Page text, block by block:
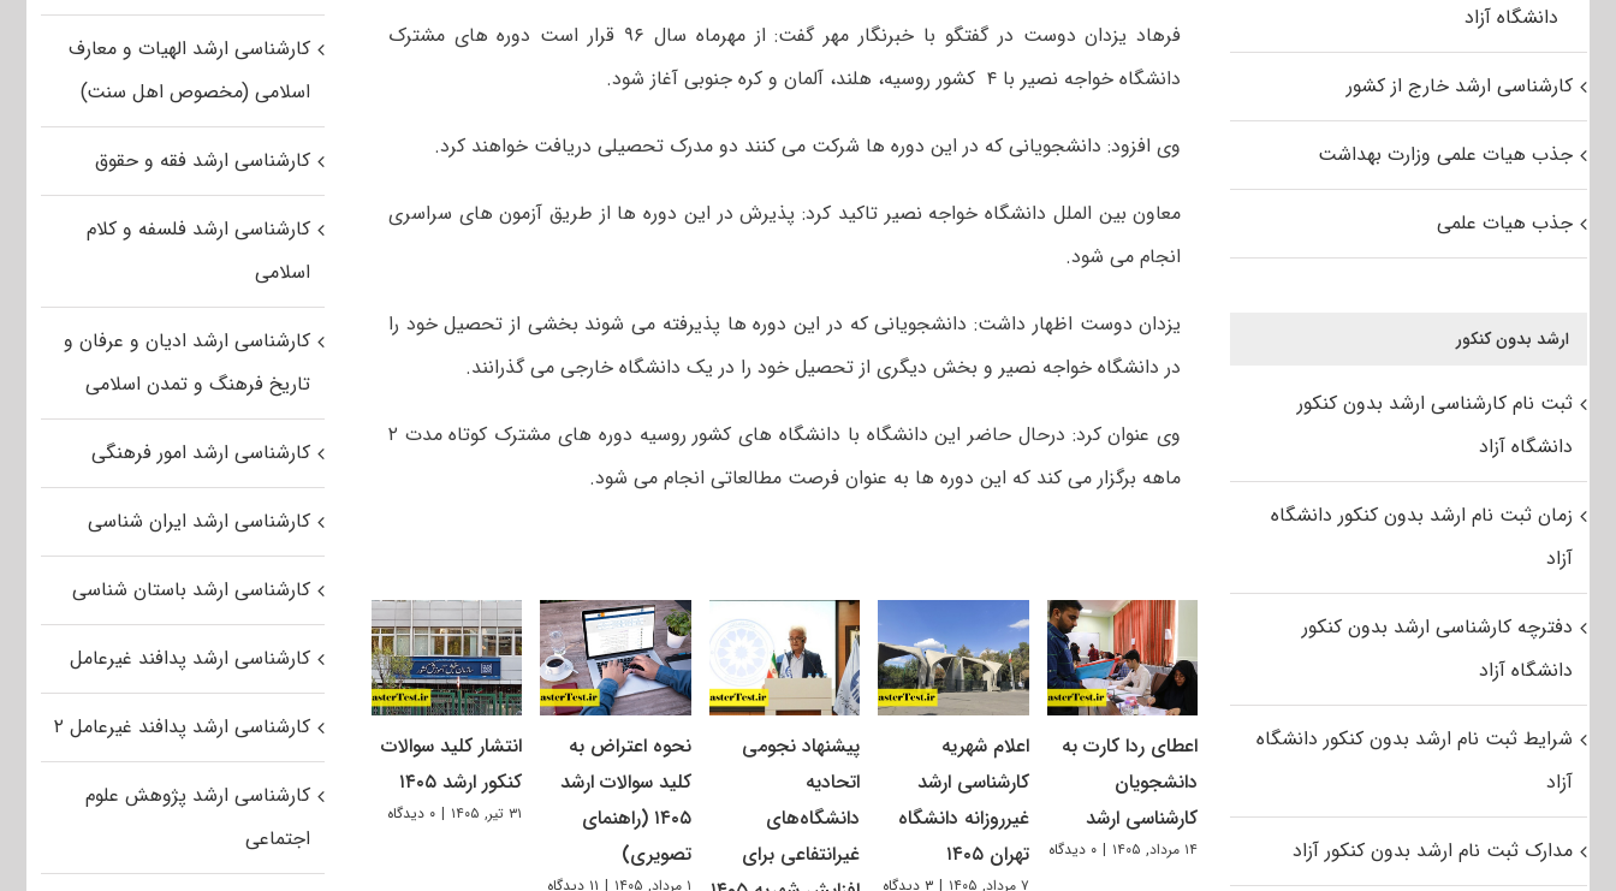
فرهاد یزدان دوست در گفتگو با خبرنگار مهر گفت: از مهرماه سال ۹۶ قرار است دوره های مشترک
دانشگاه خواجه نصیر با ۴ کشور روسیه، هلند، آلمان و کره جنوبی آغاز شود.
وی افزود: دانشجویانی که در این دوره ها شرکت می کنند دو مدرک تحصیلی دریافت خواهند کرد.
معاون بین الملل دانشگاه خواجه نصیر تاکید کرد: پذیرش در این دوره ها از طریق آزمون های سراسری
انجام می شود.
یزدان دوست اظهار داشت: دانشجویانی که در این دوره ها پذیرفته می شوند بخشی از تحصیل خود را
در دانشگاه خواجه نصیر و بخش دیگری از تحصیل خود را در یک دانشگاه خارجی می گذرانند.
وی عنوان کرد: درحال حاضر این دانشگاه با دانشگاه های کشور روسیه دوره های مشترک کوتاه مدت ۲
ماهه برگزار می کند که این دوره ها به عنوان فرصت مطالعاتی انجام می شود.
اعطای ردا کارت به
دانشجویان
کارشناسی ارشد
۱۴ مرداد, ۱۴۰۵ | ۰ دیدگاه
اعلام شهریه
کارشناسی ارشد
غیرروزانه دانشگاه
تهران ۱۴۰۵
۷ مرداد, ۱۴۰۵ | ۳ دیدگاه
پیشنهاد نجومی
اتحادیه
دانشگاه‌های
غیرانتفاعی برای
نحوه اعتراض به
کلید سوالات ارشد
۱۴۰۵ (راهنمای
تصویری)
۱ مرداد, ۱۴۰۵ | ۱۱ دیدگاه
انتشار کلید سوالات
کنکور ارشد ۱۴۰۵
۳۱ تیر, ۱۴۰۵ | ۰ دیدگاه
کارشناسی ارشد الهیات و معارف
اسلامی (مخصوص اهل سنت)
کارشناسی ارشد فقه و حقوق
کارشناسی ارشد فلسفه و کلام
اسلامی
کارشناسی ارشد ادیان و عرفان و
تاریخ فرهنگ و تمدن اسلامی
کارشناسی ارشد امور فرهنگی
کارشناسی ارشد ایران شناسی
کارشناسی ارشد باستان شناسی
کارشناسی ارشد پدافند غیرعامل
کارشناسی ارشد پدافند غیرعامل ۲
کارشناسی ارشد پژوهش علوم
اجتماعی
دانشگاه آزاد
کارشناسی ارشد خارج از کشور
جذب هیات علمی وزارت بهداشت
جذب هیات علمی
ارشد بدون کنکور
ثبت نام کارشناسی ارشد بدون کنکور
دانشگاه آزاد
زمان ثبت نام ارشد بدون کنکور دانشگاه
آزاد
دفترچه کارشناسی ارشد بدون کنکور
دانشگاه آزاد
شرایط ثبت نام ارشد بدون کنکور دانشگاه
آزاد
مدارک ثبت نام ارشد بدون کنکور آزاد